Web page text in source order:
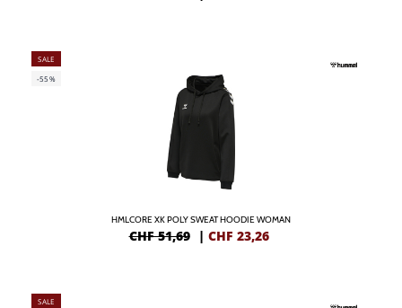
SALE
-55%
HMLCORE XK POLY SWEAT HOODIE WOMAN
CHF 51,69 | CHF 23,26
SALE